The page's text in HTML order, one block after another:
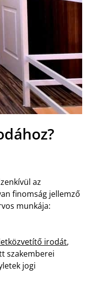
az
finomság jellemző
munkája:
irodát,
szakemberei
jogi